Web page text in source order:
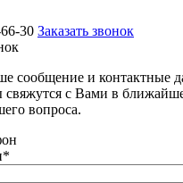
30 Заказать звонок
сообщение и контактные
свяжутся с Вами в
вопроса.
*